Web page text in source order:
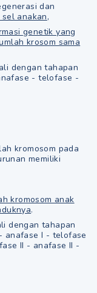
dan
anakan,
genetik yang
krosom sama
dengan tahapan
- telofase -
kromosom pada
memiliki
kromosom anak
.
dengan tahapan
anafase I - telofase
II - anafase II -